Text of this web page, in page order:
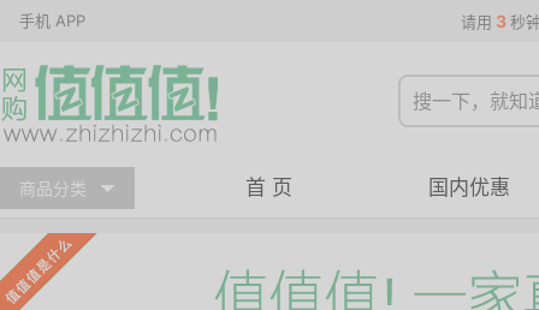
手机 APP 请用 3 秒
商品分类 首 页 国内优惠